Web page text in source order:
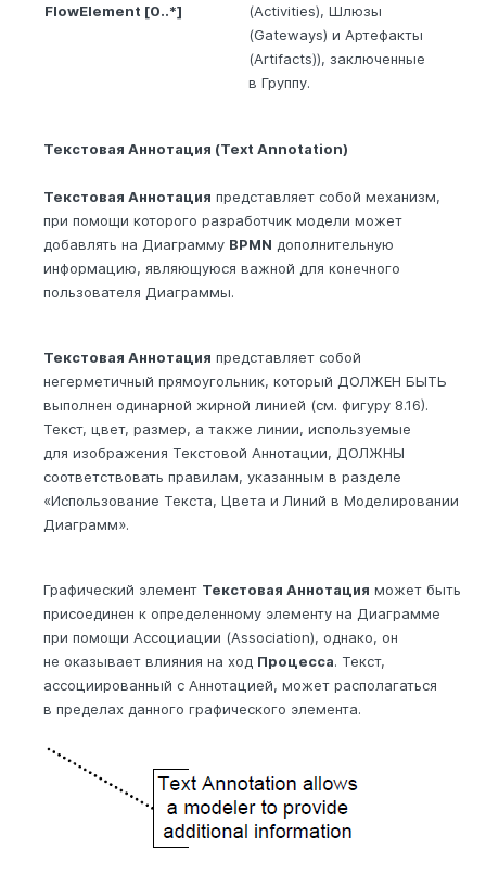
FlowElement [0..*]
(Activities), Шлюзы
(Gateways) и Артефакты
(Artifacts)), заключенные
в Группу.
Текстовая Аннотация (Text Annotation)
Текстовая Аннотация представляет собой механизм,
при помощи которого разработчик модели может
добавлять на Диаграмму BPMN дополнительную
информацию, являющуюся важной для конечного
пользователя Диаграммы.
Текстовая Аннотация представляет собой
негерметичный прямоугольник, который ДОЛЖЕН БЫТЬ
выполнен одинарной жирной линией (см. фигуру 8.16).
Текст, цвет, размер, а также линии, используемые
для изображения Текстовой Аннотации, ДОЛЖНЫ
соответствовать правилам, указанным в разделе
«Использование Текста, Цвета и Линий в Моделировании
Диаграмм».
Графический элемент Текстовая Аннотация может быть
присоединен к определенному элементу на Диаграмме
при помощи Ассоциации (Association), однако, он
не оказывает влияния на ход Процесса. Текст,
ассоциированный с Аннотацией, может располагаться
в пределах данного графического элемента.